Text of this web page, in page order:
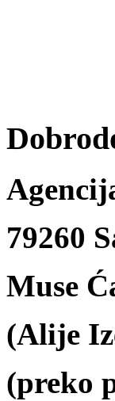
79260
Muse
(Alije
(preko